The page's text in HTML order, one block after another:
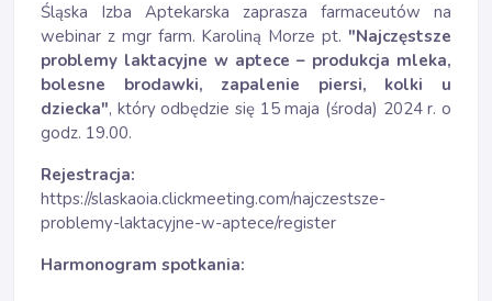
Śląska Izba Aptekarska zaprasza farmaceutów na
webinar z mgr farm. Karoliną Morze pt. "Najczęstsze
problemy laktacyjne w aptece – produkcja mleka,
bolesne brodawki, zapalenie piersi, kolki u
dziecka", który odbędzie się 15 maja (środa) 2024 r. o
godz. 19.00.
Rejestracja:
https://slaskaoia.clickmeeting.com/najczestsze-
problemy-laktacyjne-w-aptece/register
Harmonogram spotkania: